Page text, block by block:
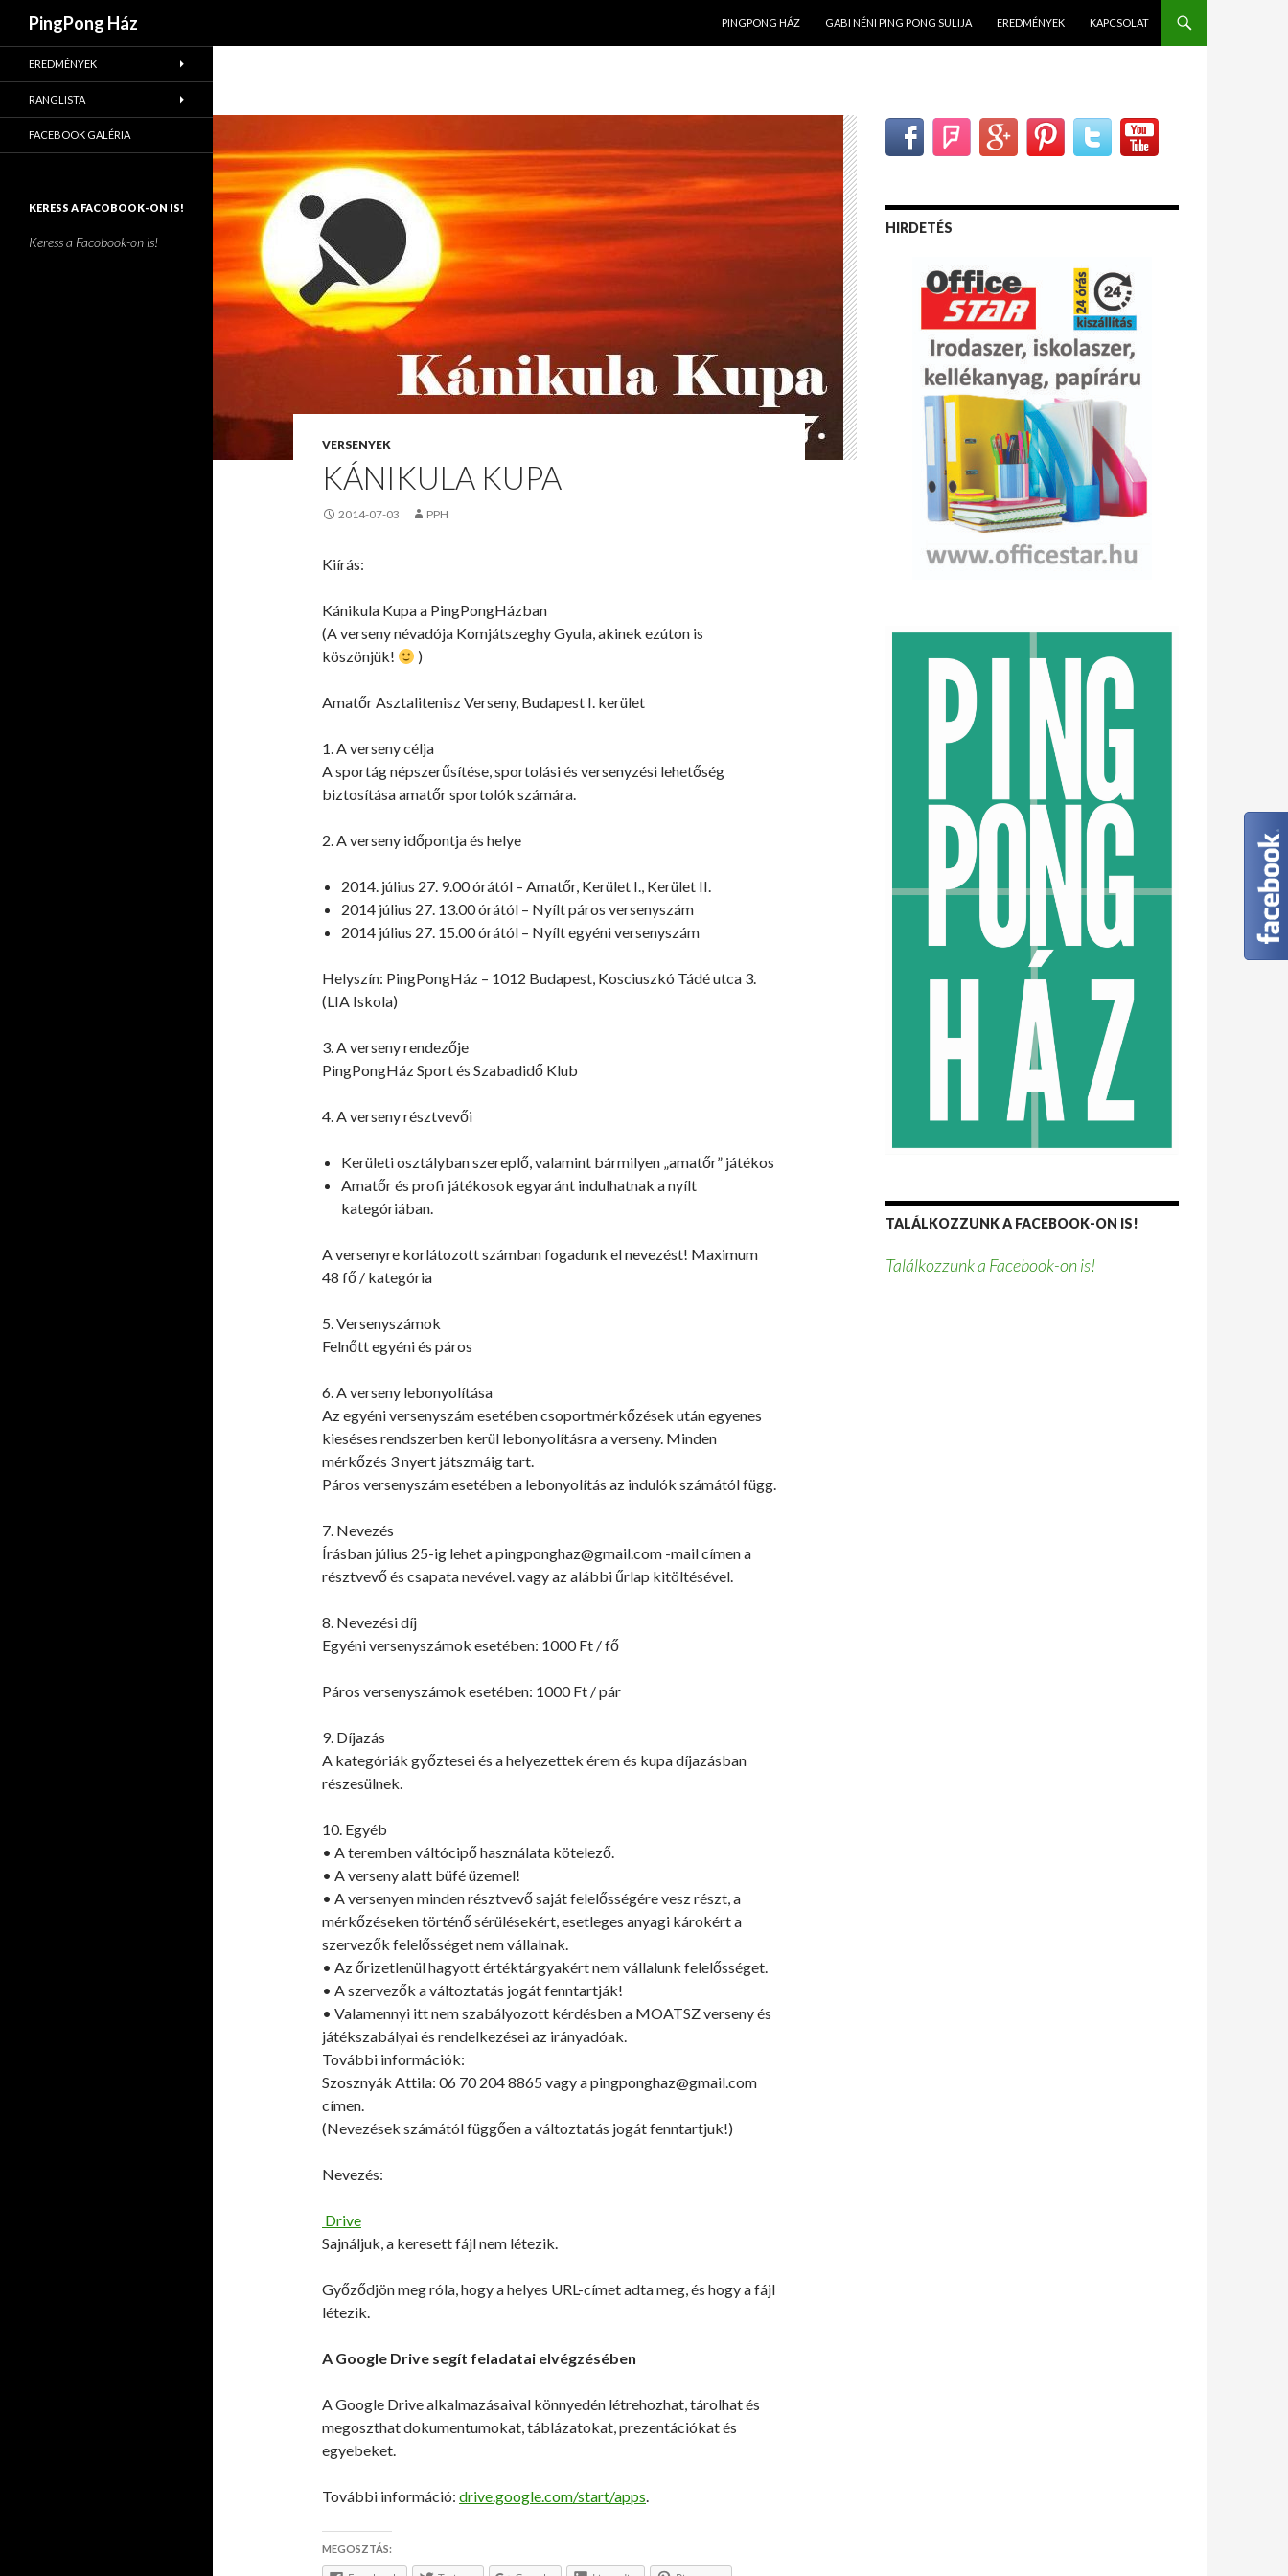
PingPong Ház
PINGPONG HÁZ
GABI NÉNI PING PONG SULIJA EREDMÉNYEK KAPCSOLAT
VERSENYEK
KÁNIKULA KUPA
2014-07-03 PPH
Kiírás:
Kánikula Kupa a PingPongHázban
(A verseny névadója Komjátszeghy Gyula, akinek ezúton is
köszönjük!
)
Amatőr Asztalitenisz Verseny, Budapest I. kerület
1. A verseny célja
A sportág népszerűsítése, sportolási és versenyzési lehetőség
biztosítása amatőr sportolók számára.
2. A verseny időpontja és helye
2014. július 27. 9.00 órától – Amatőr, Kerület I., Kerület II.
2014 július 27. 13.00 órától – Nyílt páros versenyszám
2014 július 27. 15.00 órától – Nyílt egyéni versenyszám
Helyszín: PingPongHáz – 1012 Budapest, Kosciuszkó Tádé utca 3.
(LIA Iskola)
3. A verseny rendezője
PingPongHáz Sport és Szabadidő Klub
4. A verseny résztvevői
Kerületi osztályban szereplő, valamint bármilyen „amatőr” játékos
Amatőr és profi játékosok egyaránt indulhatnak a nyílt
kategóriában.
A versenyre korlátozott számban fogadunk el nevezést! Maximum
48 fő / kategória
5. Versenyszámok
Felnőtt egyéni és páros
6. A verseny lebonyolítása
Az egyéni versenyszám esetében csoportmérkőzések után egyenes
kieséses rendszerben kerül lebonyolításra a verseny. Minden
mérkőzés 3 nyert játszmáig tart.
Páros versenyszám esetében a lebonyolítás az indulók számától függ.
7. Nevezés
Írásban július 25-ig lehet a pingponghaz@gmail.com -mail címen a
résztvevő és csapata nevével. vagy az alábbi űrlap kitöltésével.
8. Nevezési díj
Egyéni versenyszámok esetében: 1000 Ft / fő
Páros versenyszámok esetében: 1000 Ft / pár
9. Díjazás
A kategóriák győztesei és a helyezettek érem és kupa díjazásban
részesülnek.
10. Egyéb
• A teremben váltócipő használata kötelező.
• A verseny alatt büfé üzemel!
• A versenyen minden résztvevő saját felelősségére vesz részt, a
mérkőzéseken történő sérülésekért, esetleges anyagi károkért a
szervezők felelősséget nem vállalnak.
• Az őrizetlenül hagyott értéktárgyakért nem vállalunk felelősséget.
• A szervezők a változtatás jogát fenntartják!
• Valamennyi itt nem szabályozott kérdésben a MOATSZ verseny és
játékszabályai és rendelkezései az irányadóak.
További információk:
Szosznyák Attila: 06 70 204 8865 vagy a pingponghaz@gmail.com
címen.
(Nevezések számától függően a változtatás jogát fenntartjuk!)
Nevezés:
Drive
Sajnáljuk, a keresett fájl nem létezik.
Győződjön meg róla, hogy a helyes URL-címet adta meg, és hogy a fájl
létezik.
A Google Drive segít feladatai elvégzésében
A Google Drive alkalmazásaival könnyedén létrehozhat, tárolhat és
megoszthat dokumentumokat, táblázatokat, prezentációkat és
egyebeket.
További információ: drive.google.com/start/apps.
MEGOSZTÁS:
HIRDETÉS
TALÁLKOZZUNK A FACEBOOK-ON IS!
Találkozzunk a Facebook-on is!
EREDMÉNYEK
RANGLISTA
FACEBOOK GALÉRIA
KERESS A FACOBOOK-ON IS!
Keress a Facobook-on is!